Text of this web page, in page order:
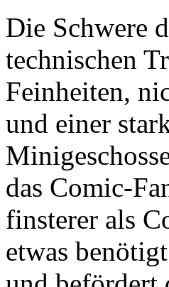
Die Schwere
technischen
Feinheiten,
und einer
das Comic-
finsterer als
etwas